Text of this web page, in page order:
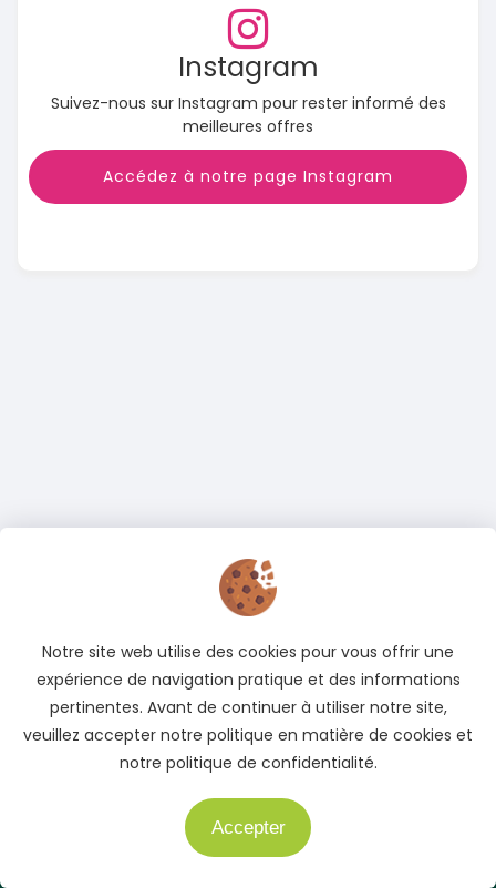
Instagram
Suivez-nous sur Instagram pour rester informé des
meilleures offres
Accédez à notre page Instagram
Notre site web utilise des cookies pour vous offrir une
expérience de navigation pratique et des informations
pertinentes. Avant de continuer à utiliser notre site,
veuillez accepter notre politique en matière de cookies et
notre politique de confidentialité.
Accepter